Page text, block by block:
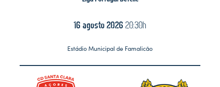
16 agosto 2026 20:30h
Estádio Municipal de Famalicão